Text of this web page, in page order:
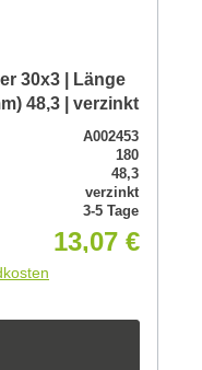
30x3 | Länge
48,3 | verzinkt
A002453
180
48,3
verzinkt
3-5 Tage
13,07 €